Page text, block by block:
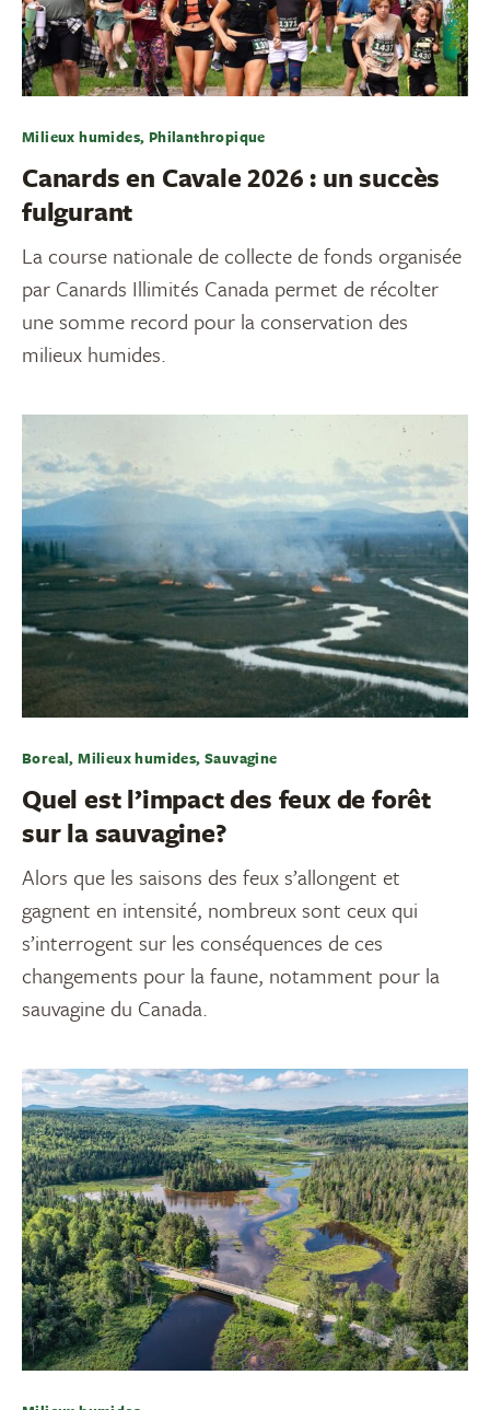
Milieux humides, Philanthropique
Canards en Cavale 2026 : un succès
fulgurant
La course nationale de collecte de fonds organisée
par Canards Illimités Canada permet de récolter
une somme record pour la conservation des
milieux humides.
Boreal, Milieux humides, Sauvagine
Quel est l’impact des feux de forêt
sur la sauvagine?
Alors que les saisons des feux s’allongent et
gagnent en intensité, nombreux sont ceux qui
s’interrogent sur les conséquences de ces
changements pour la faune, notamment pour la
sauvagine du Canada.